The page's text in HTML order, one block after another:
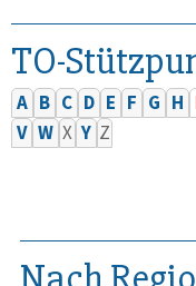
TO-
A B C D E F G H
V W X Y Z